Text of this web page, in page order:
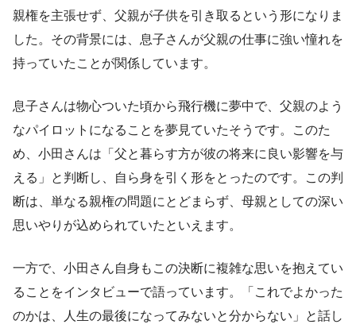
親権を主張せず、父親が子供を引き取るという形になりま
した。その背景には、息子さんが父親の仕事に強い憧れを
持っていたことが関係しています。
息子さんは物心ついた頃から飛行機に夢中で、父親のよう
なパイロットになることを夢見ていたそうです。このた
め、小田さんは「父と暮らす方が彼の将来に良い影響を与
える」と判断し、自ら身を引く形をとったのです。この判
断は、単なる親権の問題にとどまらず、母親としての深い
思いやりが込められていたといえます。
一方で、小田さん自身もこの決断に複雑な思いを抱えてい
ることをインタビューで語っています。「これでよかった
のかは、人生の最後になってみないと分からない」と話し